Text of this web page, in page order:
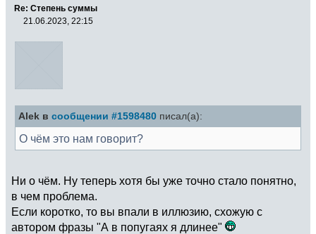
Re: Степень суммы
21.06.2023, 22:15
Alek в сообщении #1598480 писал(а):
О чём это нам говорит?
Ни о чём. Ну теперь хотя бы уже точно стало понятно,
в чем проблема.
Если коротко, то вы впали в иллюзию, схожую с
автором фразы "А в попугаях я длинее"